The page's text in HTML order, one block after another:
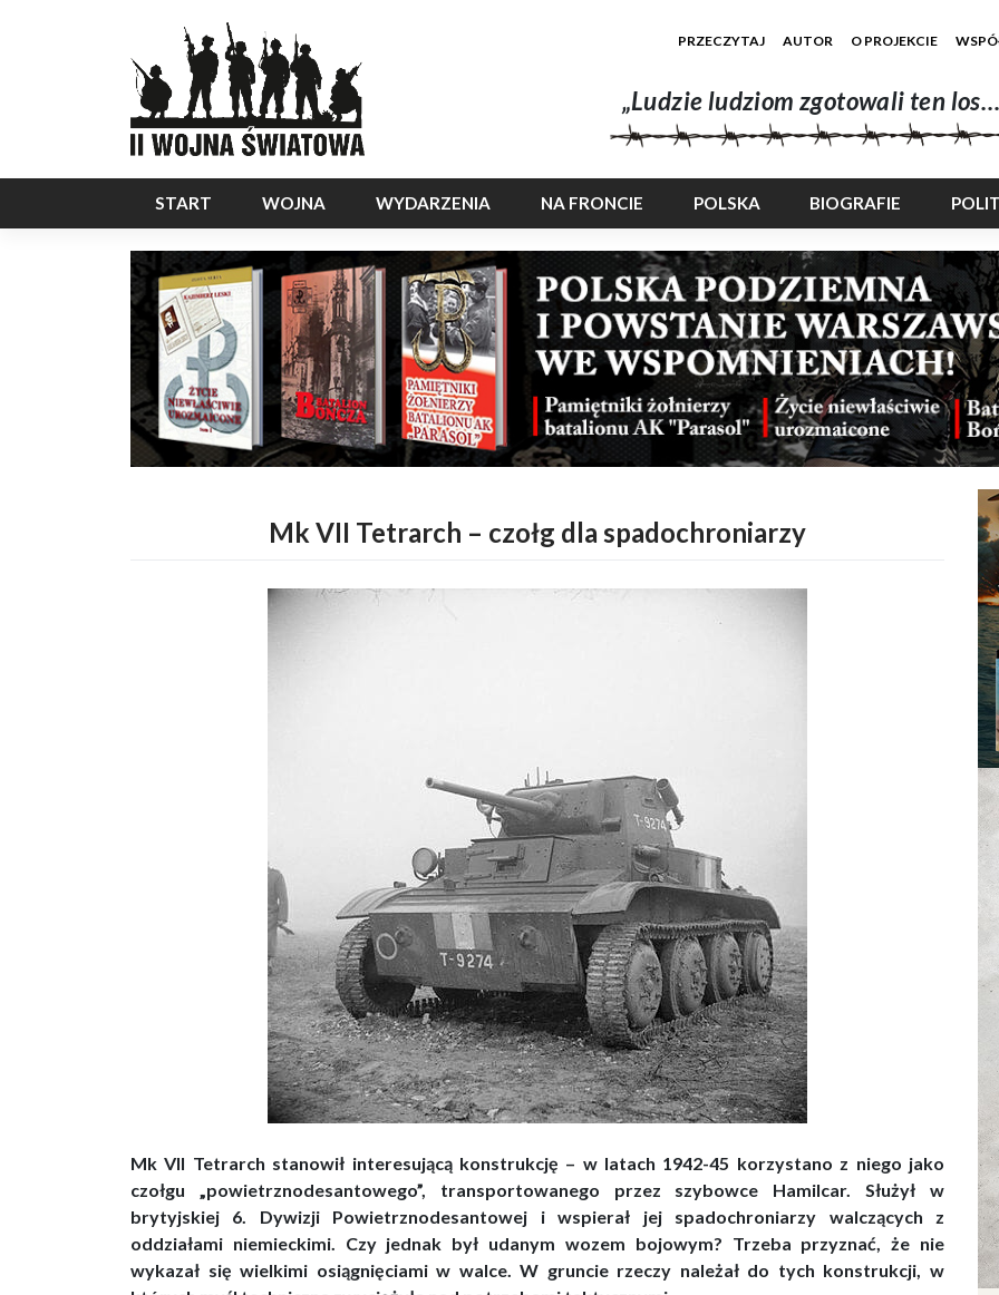
PRZECZYTAJ AUTOR O PROJEKCIE
„Ludzie ludziom zgotowali ten
START WOJNA WYDARZENIA NA FRONCIE POLSKA BIOGRAFIE
Mk VII Tetrarch – czołg dla spadochroniarzy
Mk VII Tetrarch stanowił interesującą konstrukcję – w latach 1942-45 korzystano z niego jako
czołgu „powietrznodesantowego”, transportowanego przez szybowce Hamilcar. Służył w
brytyjskiej 6. Dywizji Powietrznodesantowej i wspierał jej spadochroniarzy walczących z
oddziałami niemieckimi. Czy jednak był udanym wozem bojowym? Trzeba przyznać, że nie
wykazał się wielkimi osiągnięciami w walce. W gruncie rzeczy należał do tych konstrukcji, w